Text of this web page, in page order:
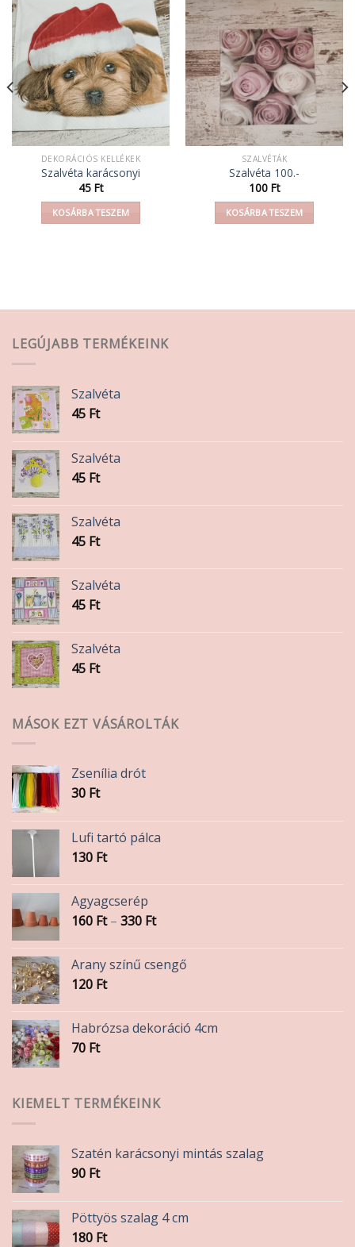
DEKORÁCIÓS KELLÉKEK
Szalvéta karácsonyi
45 Ft
KOSÁRBA TESZEM
SZALVÉTÁK
Szalvéta 100.-
100 Ft
KOSÁRBA TESZEM
LEGÚJABB TERMÉKEINK
Szalvéta
45 Ft
Szalvéta
45 Ft
Szalvéta
45 Ft
Szalvéta
45 Ft
Szalvéta
45 Ft
MÁSOK EZT VÁSÁROLTÁK
Zsenília drót
30 Ft
Lufi tartó pálca
130 Ft
Agyagcserép
160 Ft – 330 FtÁrtartomány:
-
330 Ft
Arany színű csengő
120 Ft
Habrózsa dekoráció 4cm
70 Ft
KIEMELT TERMÉKEINK
Szatén karácsonyi mintás szalag
90 Ft
Pöttyös szalag 4 cm
180 Ft